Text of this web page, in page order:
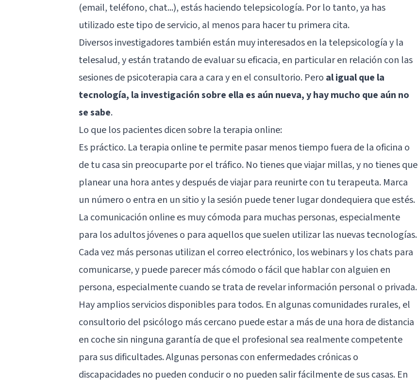
(email, teléfono, chat...), estás haciendo telepsicología. Por lo tanto, ya has
utilizado este tipo de servicio, al menos para hacer tu primera cita.
Diversos investigadores también están muy interesados en la telepsicología y la
telesalud, y están tratando de evaluar su eficacia, en particular en relación con las
sesiones de psicoterapia cara a cara y en el consultorio. Pero al igual que la
tecnología, la investigación sobre ella es aún nueva, y hay mucho que aún no
se sabe.
Lo que los pacientes dicen sobre la terapia online:
Es práctico. La terapia online te permite pasar menos tiempo fuera de la oficina o
de tu casa sin preocuparte por el tráfico. No tienes que viajar millas, y no tienes que
planear una hora antes y después de viajar para reunirte con tu terapeuta. Marca
un número o entra en un sitio y la sesión puede tener lugar dondequiera que estés.
La comunicación online es muy cómoda para muchas personas, especialmente
para los adultos jóvenes o para aquellos que suelen utilizar las nuevas tecnologías.
Cada vez más personas utilizan el correo electrónico, los webinars y los chats para
comunicarse, y puede parecer más cómodo o fácil que hablar con alguien en
persona, especialmente cuando se trata de revelar información personal o privada.
Hay amplios servicios disponibles para todos. En algunas comunidades rurales, el
consultorio del psicólogo más cercano puede estar a más de una hora de distancia
en coche sin ninguna garantía de que el profesional sea realmente competente
para sus dificultades. Algunas personas con enfermedades crónicas o
discapacidades no pueden conducir o no pueden salir fácilmente de sus casas. En